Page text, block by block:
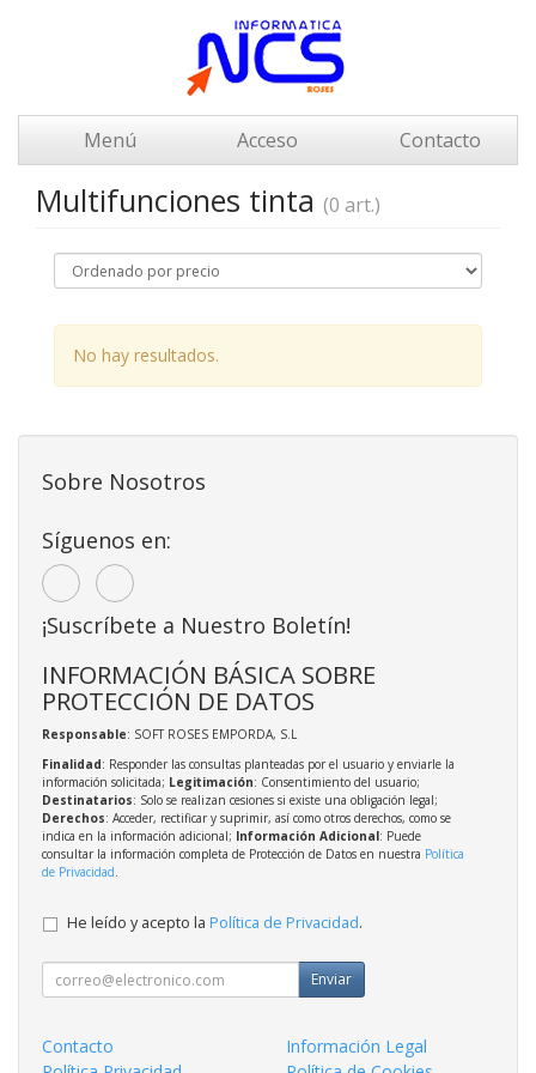
Menú Acceso Contacto
Multifunciones tinta (0 art.)
No hay resultados.
Sobre Nosotros
Síguenos en:
¡Suscríbete a Nuestro Boletín!
INFORMACIÓN BÁSICA SOBRE
PROTECCIÓN DE DATOS
Responsable: SOFT ROSES EMPORDA, S.L
Finalidad: Responder las consultas planteadas por el usuario y enviarle la
información solicitada; Legitimación: Consentimiento del usuario;
Destinatarios: Solo se realizan cesiones si existe una obligación legal;
Derechos: Acceder, rectificar y suprimir, así como otros derechos, como se
indica en la información adicional; Información Adicional: Puede
consultar la información completa de Protección de Datos en nuestra Política
de Privacidad.
He leído y acepto la Política de Privacidad.
Enviar
Contacto
Información Legal